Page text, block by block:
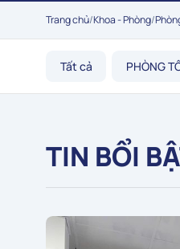
Trang chủ/Khoa - Phòng/
Tất cả PHÒNG
TIN BỔI